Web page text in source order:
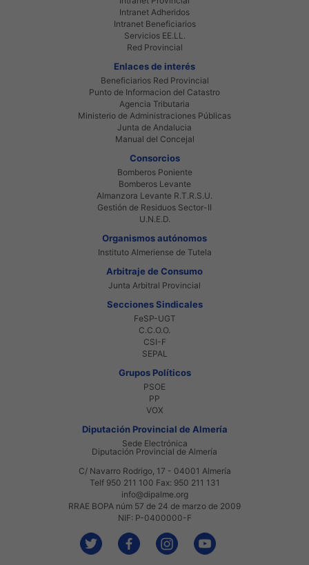
Intranet Adheridos
Intranet Beneficiarios
Servicios EE.LL.
Red Provincial
Enlaces de interés
Beneficiarios Red Provincial
Punto de Informacion del Catastro
Agencia Tributaria
Ministerio de Administraciones Públicas
Junta de Andalucia
Manual del Concejal
Consorcios
Bomberos Poniente
Bomberos Levante
Almanzora Levante R.T.R.S.U.
Gestión de Residuos Sector-II
U.N.E.D.
Organismos autónomos
Instituto Almeriense de Tutela
Arbitraje de Consumo
Junta Arbitral Provincial
Secciones Sindicales
FeSP-UGT
C.C.O.O.
CSI-F
SEPAL
Grupos Políticos
PSOE
PP
VOX
Diputación Provincial de Almería
Sede Electrónica
Diputación Provincial de Almería
C/ Navarro Rodrigo, 17 - 04001 Almería
Telf 950 211 100 Fax: 950 211 131
info@dipalme.org
RRAE BOPA núm 57 de 24 de marzo de 2009
NIF: P-0400000-F